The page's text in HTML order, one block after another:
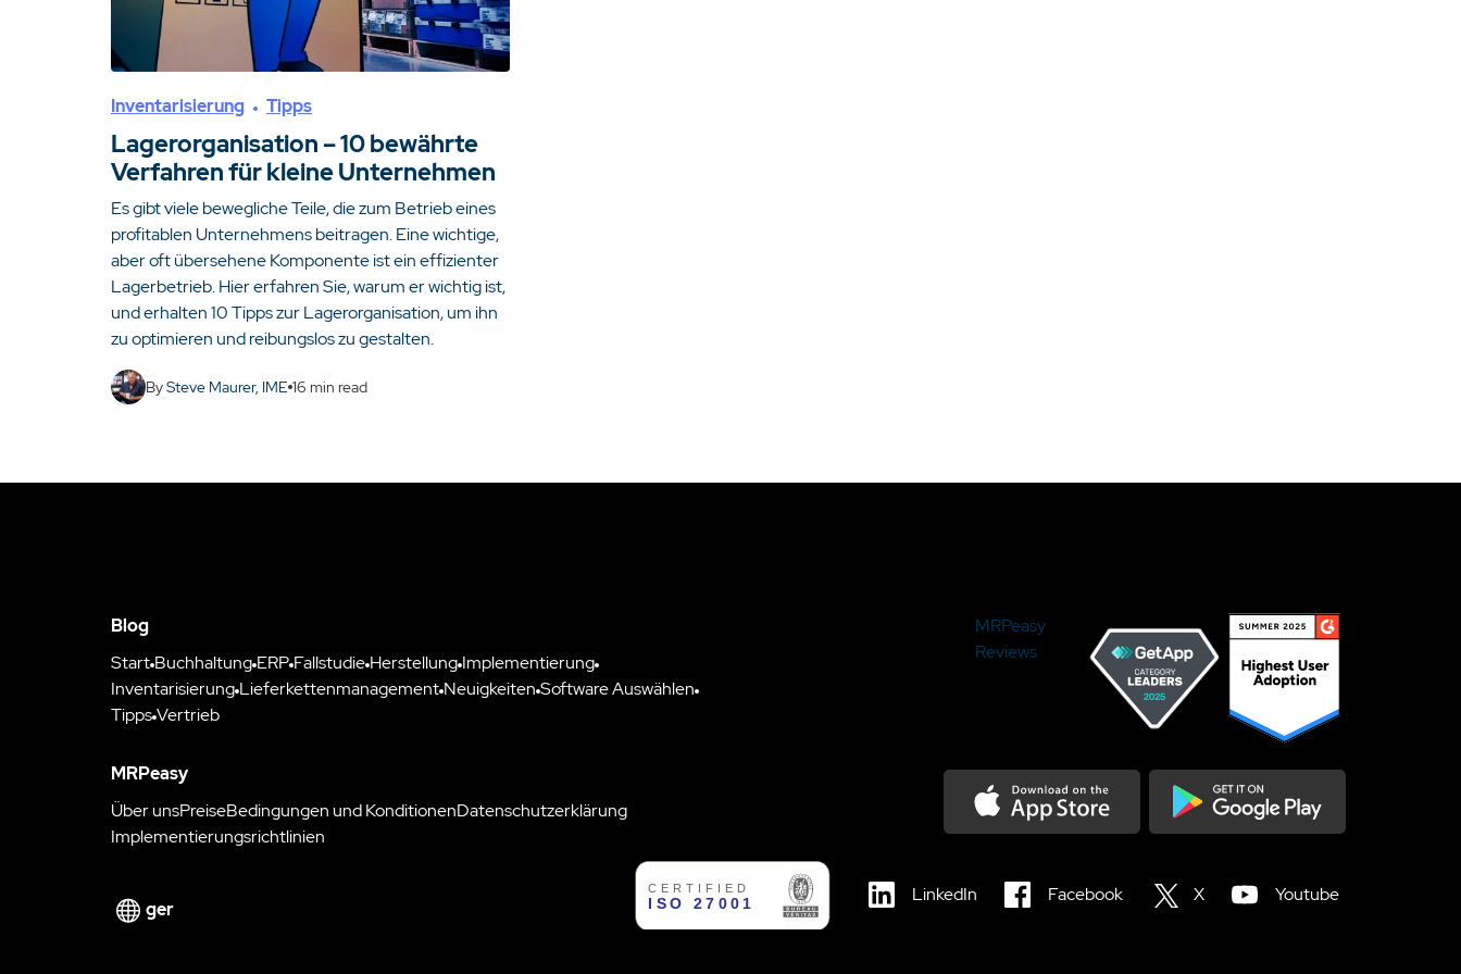
Inventarisierung Tipps
Lagerorganisation – 10 bewährte
Verfahren für kleine Unternehmen
Es gibt viele bewegliche Teile, die zum Betrieb eines
profitablen Unternehmens beitragen. Eine wichtige,
aber oft übersehene Komponente ist ein effizienter
Lagerbetrieb. Hier erfahren Sie, warum er wichtig ist,
und erhalten 10 Tipps zur Lagerorganisation, um ihn
zu optimieren und reibungslos zu gestalten.
BySteve Maurer, IME 16 min read
Blog
Start Buchhaltung ERP Fallstudie Herstellung Implementierung
Inventarisierung Lieferkettenmanagement Neuigkeiten Software Auswählen
TippsVertrieb
MRPeasy
Über unsPreiseBedingungen und KonditionenDatenschutzerklärung
Implementierungsrichtlinien
MRPeasy
Reviews
ger
LinkedIn Facebook X Youtube